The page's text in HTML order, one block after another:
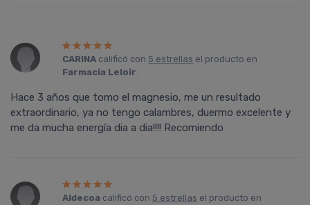
CARINA calificó con 5 estrellas el producto en
Farmacia Leloir.
Hace 3 años que tomo el magnesio, me un resultado
extraordinario, ya no tengo calambres, duermo excelente y
me da mucha energía dia a dia!!!! Recomiendo
Aldecoa calificó con 5 estrellas el producto en